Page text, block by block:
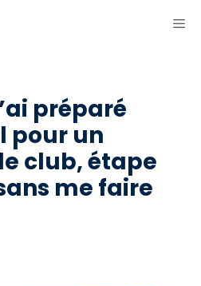
préparé
pour un
club, étape
me faire